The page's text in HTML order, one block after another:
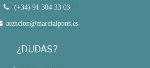
(+34) 91 304 33 03
atencion@marcialpons.es
¿DUDAS?